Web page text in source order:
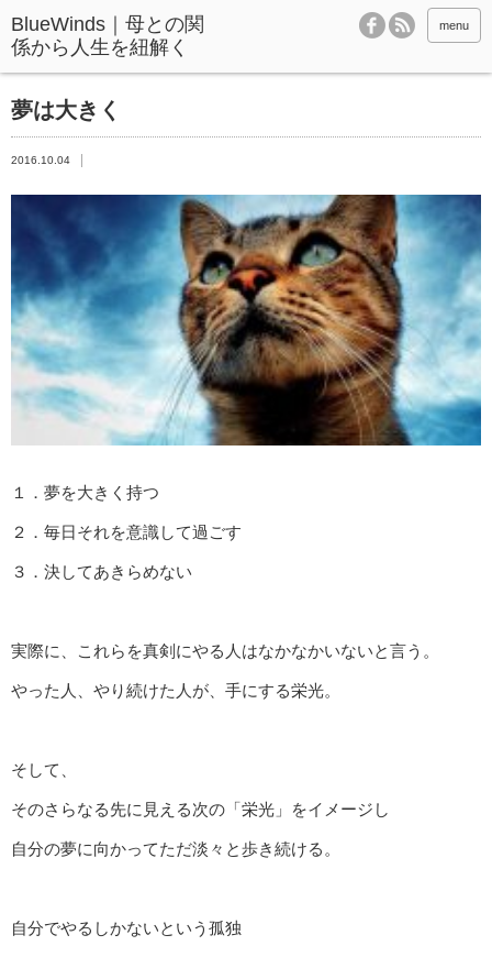
BlueWinds｜母との関
係から人生を紐解く
menu
夢は大きく
2016.10.04
１．夢を大きく持つ
２．毎日それを意識して過ごす
３．決してあきらめない
実際に、これらを真剣にやる人はなかなかいないと言う。
やった人、やり続けた人が、手にする栄光。
そして、
そのさらなる先に見える次の「栄光」をイメージし
自分の夢に向かってただ淡々と歩き続ける。
自分でやるしかないという孤独